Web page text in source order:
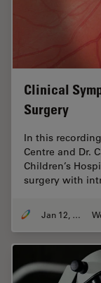
Clinical
Surgery
In this
Centre and Dr.
Children’s
surgery with
Jan 12, 2022